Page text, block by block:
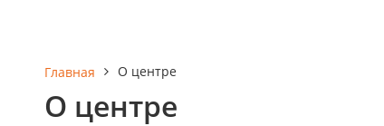
Главная О центре
О центре